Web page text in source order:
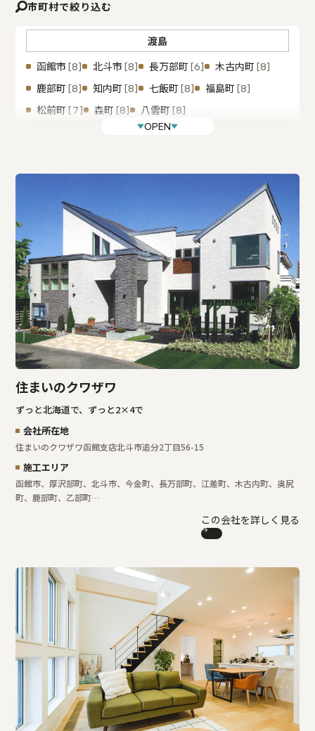
市町村で絞り込む
渡島
函館市 [8] 北斗市 [8] 長万部町 [6] 木古内町 [8]
鹿部町 [8] 知内町 [8] 七飯町 [8] 福島町 [8]
松前町 [7] 森町 [8] 八雲町 [8]
檜山
OPEN
住まいのクワザワ
ずっと北海道で、ずっと2×4で
会社所在地
住まいのクワザワ函館支店北斗市追分2丁目56-15
施工エリア
函館市、厚沢部町、北斗市、今金町、長万部町、江差町、木古内町、奥尻
町、鹿部町、乙部町…
この会社を詳しく見る